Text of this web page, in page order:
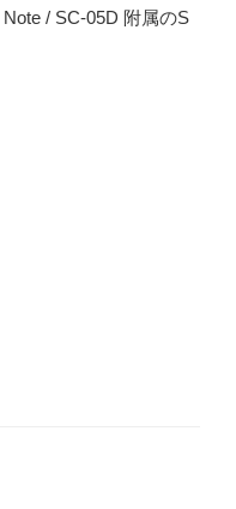
/ SC-05D 附属のS